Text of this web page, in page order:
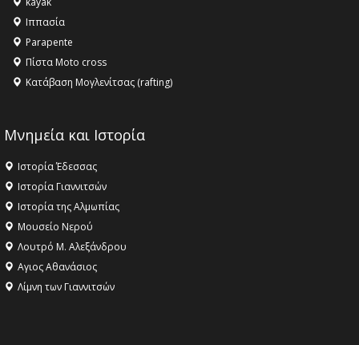
Ιππασία
Parapente
Πίστα Moto cross
Κατάβαση Μογλενίτσας (rafting)
Μνημεία και Ιστορία
Ιστορία Έδεσσας
Ιστορία Γιαννιτσών
Ιστορία της Αλμωπίας
Μουσείο Νερού
Λουτρό Μ. Αλεξάνδρου
Αγιος Αθανάσιος
Λίμνη των Γιαννιτσών